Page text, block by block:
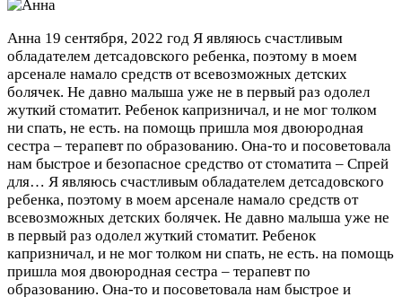
Анна 19 сентября, 2022 год Я являюсь счастливым
обладателем детсадовского ребенка, поэтому в моем
арсенале намало средств от всевозможных детских
болячек. Не давно малыша уже не в первый раз одолел
жуткий стоматит. Ребенок капризничал, и не мог толком
ни спать, не есть. на помощь пришла моя двоюродная
сестра – терапевт по образованию. Она-то и посоветовала
нам быстрое и безопасное средство от стоматита – Спрей
для… Я являюсь счастливым обладателем детсадовского
ребенка, поэтому в моем арсенале намало средств от
всевозможных детских болячек. Не давно малыша уже не
в первый раз одолел жуткий стоматит. Ребенок
капризничал, и не мог толком ни спать, не есть. на помощь
пришла моя двоюродная сестра – терапевт по
образованию. Она-то и посоветовала нам быстрое и